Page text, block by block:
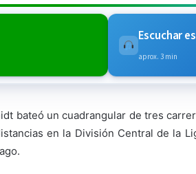
Escuchar
aprox. 3 min
bateó un cuadrangular de tres
en la División Central de la